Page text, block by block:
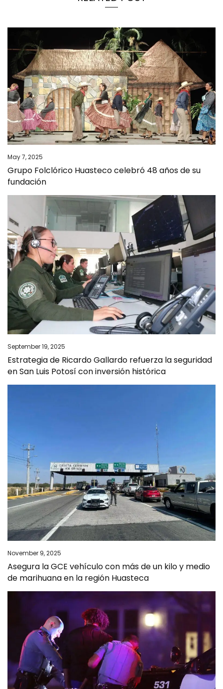
May 7, 2025
Grupo Folclórico Huasteco celebró 48 años de su
fundación
September 19, 2025
Estrategia de Ricardo Gallardo refuerza la seguridad
en San Luis Potosí con inversión histórica
November 9, 2025
Asegura la GCE vehículo con más de un kilo y medio
de marihuana en la región Huasteca